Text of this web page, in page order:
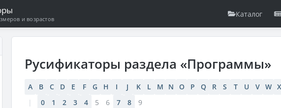
и возрастов
Каталог
Русификаторы раздела «Программы»
A B C D E F G H I J K L M N O P Q R S T U V W X
|
0 1 2 3 4 5 6 7 8 9